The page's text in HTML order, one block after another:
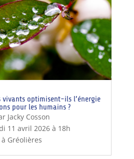
vivants optimisent-ils l’énergie
pour les humains ?
Jacky Cosson
11 avril 2026 à 18h
à Gréolières